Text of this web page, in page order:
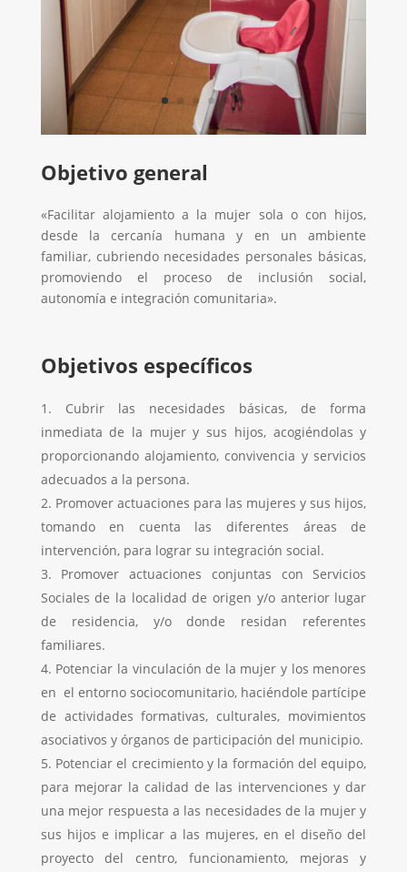
Objetivo general
«Facilitar alojamiento a la mujer sola o con hijos,
desde la cercanía humana y en un ambiente
familiar, cubriendo necesidades personales básicas,
promoviendo el proceso de inclusión social,
autonomía e integración comunitaria».
Objetivos específicos
Cubrir las necesidades básicas, de forma
inmediata de la mujer y sus hijos, acogiéndolas y
proporcionando alojamiento, convivencia y servicios
adecuados a la persona.
Promover actuaciones para las mujeres y sus hijos,
tomando en cuenta las diferentes áreas de
intervención, para lograr su integración social.
Promover actuaciones conjuntas con Servicios
Sociales de la localidad de origen y/o anterior lugar
de residencia, y/o donde residan referentes
familiares.
Potenciar la vinculación de la mujer y los menores
en el entorno sociocomunitario, haciéndole partícipe
de actividades formativas, culturales, movimientos
asociativos y órganos de participación del municipio.
Potenciar el crecimiento y la formación del equipo,
para mejorar la calidad de las intervenciones y dar
una mejor respuesta a las necesidades de la mujer y
sus hijos e implicar a las mujeres, en el diseño del
proyecto del centro, funcionamiento, mejoras y